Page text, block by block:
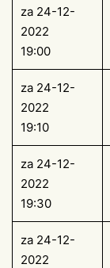
za 24-12-
2022
19:00
za 24-12-
2022
19:10
za 24-12-
2022
19:30
za 24-12-
2022